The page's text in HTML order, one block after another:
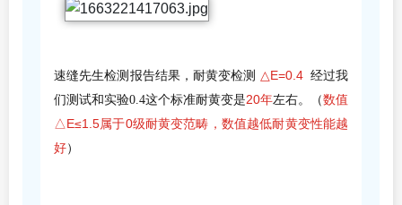
速缝先生检测报告结果，耐黄变检测 △E=0.4经过我
们测试和实验0.4这个标准耐黄变是20年左右。（数值
△E≤1.5属于0级耐黄变范畴，数值越低耐黄变性能越
好）